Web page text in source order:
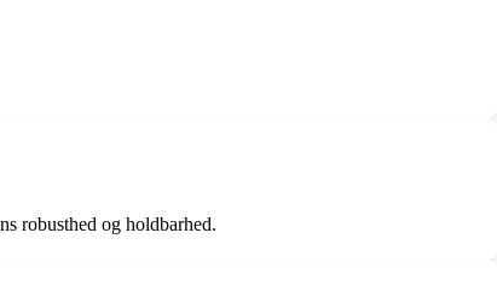
robusthed og holdbarhed.